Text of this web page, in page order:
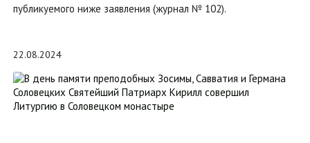
публикуемого ниже заявления (журнал № 102).
22.08.2024